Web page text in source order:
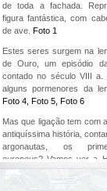
de toda a fachada.
figura fantástica, com
de ave. Foto 1
Estes seres surgem na
de Ouro, um episódio
contado no século VIII a.
alguns pormenores da
Foto 4, Foto 5, Foto 6
Mas que ligação tem com
antiquíssima história,
argonautas, os
europeus? Vamos ver a
Foto 7,